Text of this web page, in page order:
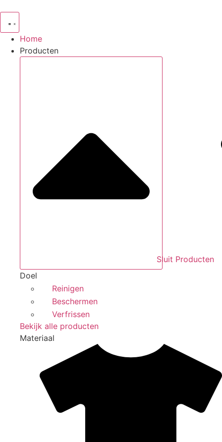
content
Home
Producten
Sluit Producten
Doel
Reinigen
Beschermen
Verfrissen
Bekijk alle producten
Materiaal